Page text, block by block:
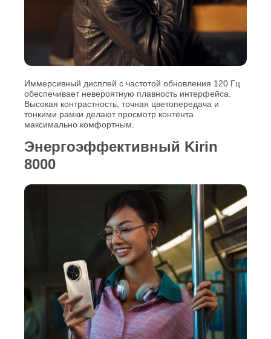
Иммерсивный дисплей с частотой обновления 120 Гц
обеспечивает невероятную плавность интерфейса.
Высокая контрастность, точная цветопередача и
тонкими рамки делают просмотр контента
максимально комфортным.
Энергоэффективный Kirin
8000